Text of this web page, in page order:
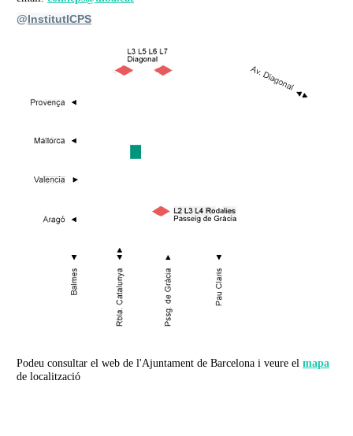
@InstitutICPS
Podeu consultar el web de l'Ajuntament de Barcelona i veure el mapa
de localització